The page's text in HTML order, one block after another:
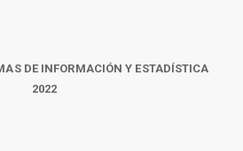
DE INFORMACIÓN Y ESTADÍSTICA
2022